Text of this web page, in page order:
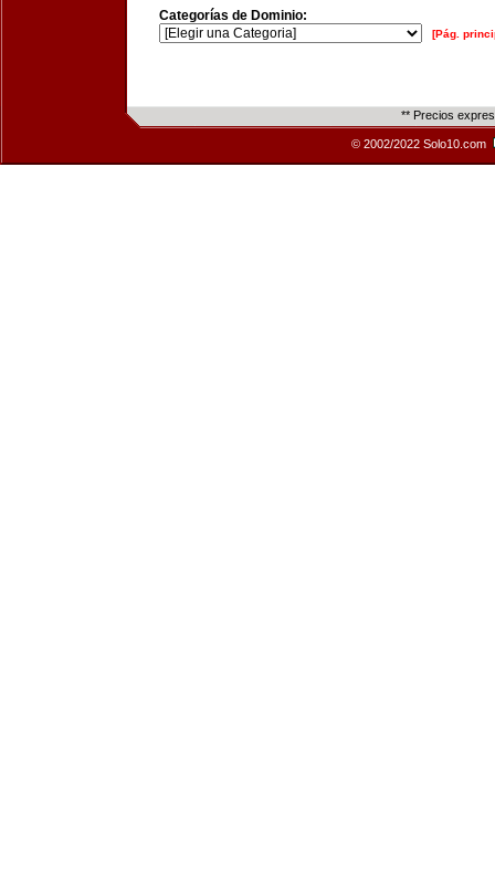
Categorías de Dominio:
[Pág.
** Precios
© 2002/2022 Solo10.com